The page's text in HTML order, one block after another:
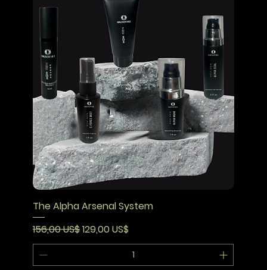
The Alpha Arsenal System
Precio
156,00 US$Precio de oferta
129,00 US$